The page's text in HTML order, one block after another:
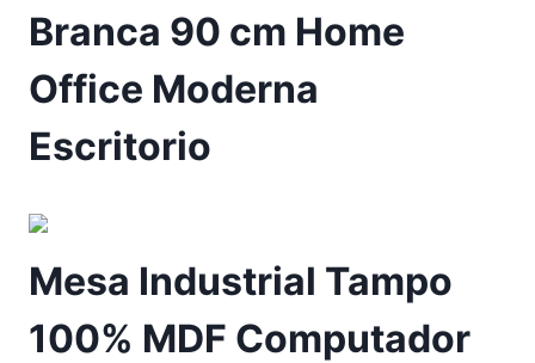
Branca 90 cm Home
Office Moderna
Escritorio
Mesa Industrial Tampo
100% MDF Computador